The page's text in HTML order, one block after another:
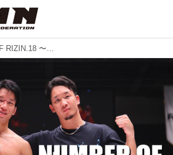
NUMBERS OF RIZIN.18 〜数字で大会を振り返る〜